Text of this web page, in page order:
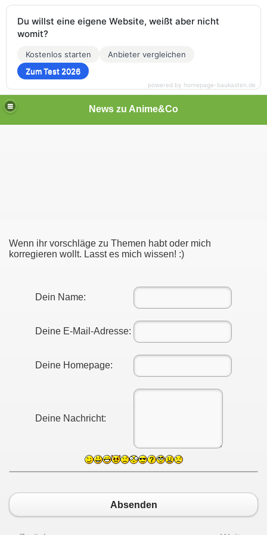
News zu Anime&Co
Wenn ihr vorschläge zu Themen habt oder mich
korregieren wollt. Lasst es mich wissen! :)
Dein Name:
Deine E-Mail-Adresse:
Deine Homepage:
Deine Nachricht:
Absenden
Du willst eine eigene Website, weißt aber nicht
womit?
Kostenlos starten
Anbieter vergleichen
Zum Test 2026
powered by homepage-baukasten.de